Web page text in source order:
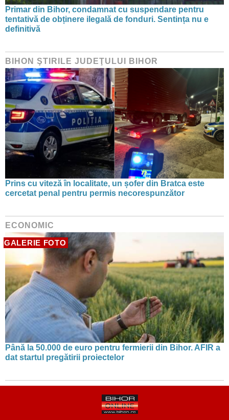
Primar din Bihor, condamnat cu suspendare pentru
tentativă de obținere ilegală de fonduri. Sentința nu e
definitivă
BIHON ŞTIRILE JUDEŢULUI BIHOR
Prins cu viteză în localitate, un șofer din Bratca este
cercetat penal pentru permis necorespunzător
ECONOMIC
GALERIE FOTO
Până la 50.000 de euro pentru fermierii din Bihor. AFIR a
dat startul pregătirii proiectelor